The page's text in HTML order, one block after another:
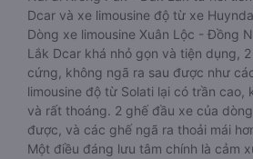
Dcar và xe limousine độ từ xe
Dòng xe limousine Xuân Lộc - Đồng
Lắk Dcar khá nhỏ gọn và tiện dụng,
cứng, không ngã ra sau được như
limousine độ từ Solati lại có trần cao,
và rất thoáng. 2 ghế đầu xe của
được, và các ghế ngã ra thoải mái
Một điều đáng lưu tâm chính là cảm